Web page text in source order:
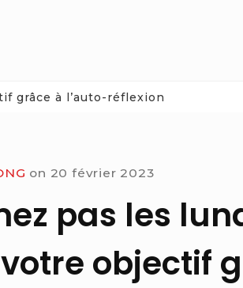
grâce à l’auto-réflexion
on 20 février 2023
pas les
objectif